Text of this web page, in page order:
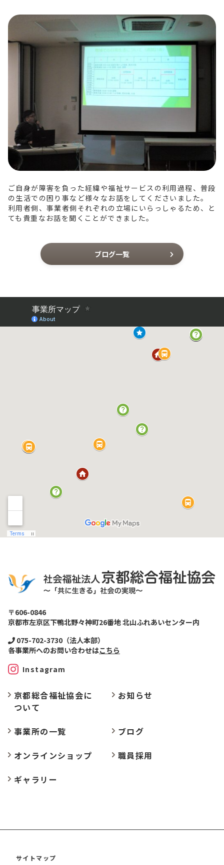
ご自身が障害を負った経緯や福祉サービスの利用過程、普段
の生活での困り事など様々なお話をしてくださいました。
利用者側、事業者側それぞれの立場にいらっしゃるため、と
ても貴重なお話を聞くことができました。
ブログ一覧
〒606-0846
京都市左京区下鴨北野々神町26番地 北山ふれあいセンター内
075-702-3730（法人本部）
各事業所へのお問い合わせはこちら
Instagram
京都総合福祉協会に
ついて
お知らせ
事業所の一覧
ブログ
オンラインショップ
職員採用
ギャラリー
サイトマップ